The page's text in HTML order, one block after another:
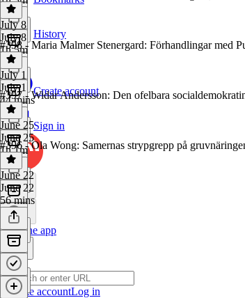
History
Create account
Sign in
Get the app
Create accountLog in
July 8
July 8
1h 5m
#398 - Maria Malmer Stenergard: Förhandlingar med
July 1
July 1
44 mins
#397 - Widar Andersson: Den ofelbara
June 25
June 25
1h 1m
#396 - Ola Wong: Samernas strypgrepp på
June 22
June 22
56 mins